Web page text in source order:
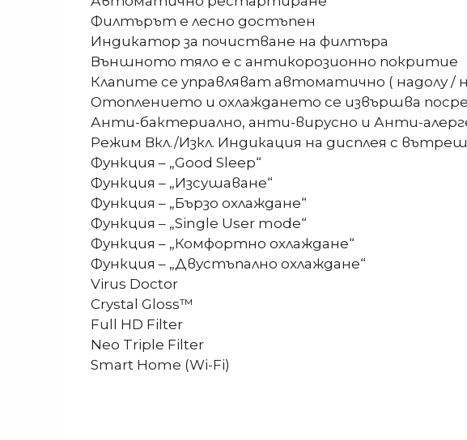
Филтърът е лесно достъпен
Индикатор за почистване на филтъра
Външното тяло е с антикорозионно покритие
Клапите се управляват автоматично ( надолу /
Отоплението и охлаждането се извършва
Анти-бактериално, анти-вирусно и Анти-
Режим Вкл./Изкл. Индикация на дисплея с
Функция – „Good Sleep“
Функция – „Изсушаване“
Функция – „Бързо охлаждане“
Функция – „Single User mode“
Функция – „Комфортно охлаждане“
Функция – „Двустъпално охлаждане“
Virus Doctor
Crystal Gloss™
Full HD Filter
Neo Triple Filter
Smart Home (Wi-Fi)